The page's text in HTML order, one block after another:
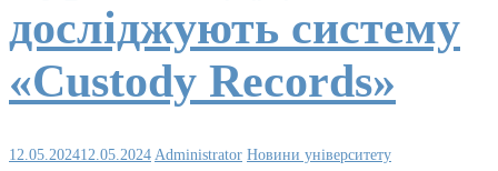
досліджують систему
«Custody Records»
12.05.202412.05.2024 Administrator Новини університету